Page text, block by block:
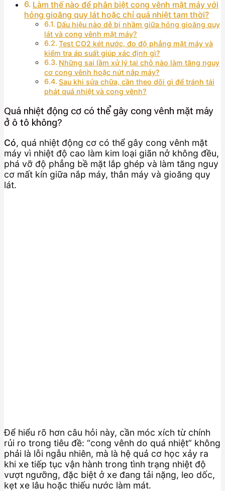
Làm thế nào để phân biệt cong vênh mặt máy với
hỏng gioăng quy lát hoặc chỉ quá nhiệt tạm thời?
Dấu hiệu nào dễ bị nhầm giữa hỏng gioăng quy
lát và cong vênh mặt máy?
Test CO2 két nước, đo độ phẳng mặt máy và
kiểm tra áp suất giúp xác định gì?
Những sai lầm xử lý tại chỗ nào làm tăng nguy
cơ cong vênh hoặc nứt nắp máy?
Sau khi sửa chữa, cần theo dõi gì để tránh tái
phát quá nhiệt và cong vênh?
Quá nhiệt động cơ có thể gây cong vênh mặt máy
ở ô tô không?
Có, quá nhiệt động cơ có thể gây cong vênh mặt
máy vì nhiệt độ cao làm kim loại giãn nở không đều,
phá vỡ độ phẳng bề mặt lắp ghép và làm tăng nguy
cơ mất kín giữa nắp máy, thân máy và gioăng quy
lát.
Để hiểu rõ hơn câu hỏi này, cần móc xích từ chính
rủi ro trong tiêu đề: “cong vênh do quá nhiệt” không
phải là lỗi ngẫu nhiên, mà là hệ quả cơ học xảy ra
khi xe tiếp tục vận hành trong tình trạng nhiệt độ
vượt ngưỡng, đặc biệt ở xe đang tải nặng, leo dốc,
kẹt xe lâu hoặc thiếu nước làm mát.